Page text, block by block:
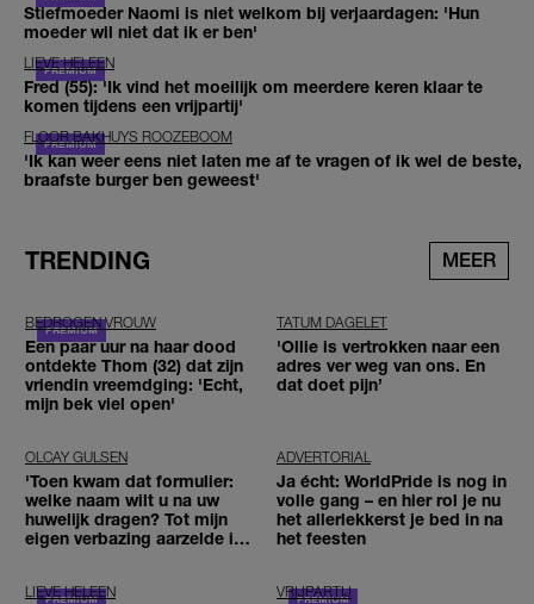
Stiefmoeder Naomi is niet welkom bij verjaardagen: 'Hun
moeder wil niet dat ik er ben'
LIEVE HELEEN
Fred (55): 'Ik vind het moeilijk om meerdere keren klaar te
komen tijdens een vrijpartij'
FLOOR BAKHUYS ROOZEBOOM
'Ik kan weer eens niet laten me af te vragen of ik wel de beste,
braafste burger ben geweest'
TRENDING MEER
BEDROGEN VROUW
Een paar uur na haar dood
ontdekte Thom (32) dat zijn
vriendin vreemdging: 'Echt,
mijn bek viel open'
TATUM DAGELET
'Ollie is vertrokken naar een
adres ver weg van ons. En
dat doet pijn’
OLCAY GULSEN
'Toen kwam dat formulier:
welke naam wilt u na uw
huwelijk dragen? Tot mijn
eigen verbazing aarzelde ik
ADVERTORIAL
Ja écht: WorldPride is nog in
volle gang – en hier rol je nu
het allerlekkerst je bed in na
het feesten
LIEVE HELEEN VRIJPARTIJ